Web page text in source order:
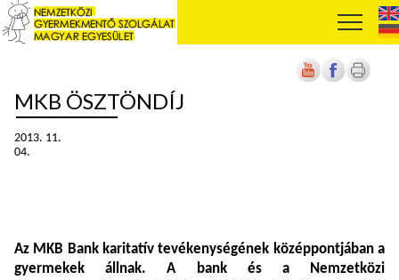
MKB ÖSZTÖNDÍJ
2013. 11.
04.
Az MKB Bank karitatív tevékenységének középpontjában a
gyermekek állnak. A bank és a Nemzetközi